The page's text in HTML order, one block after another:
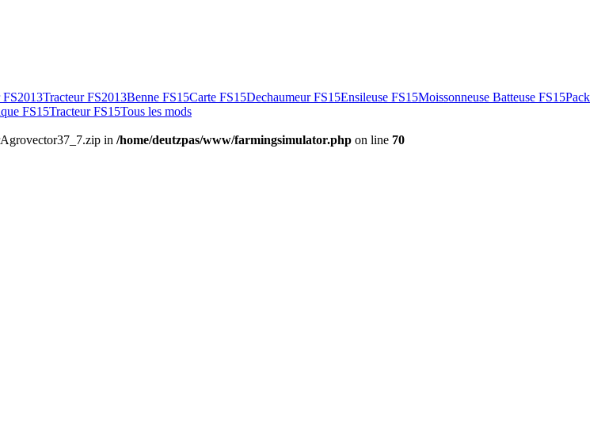
FS2013Tracteur FS2013Benne FS15Carte FS15Dechaumeur FS15Ensileuse FS15Moissonneuse Batteuse FS15Pack
FS15Tracteur FS15Tous les mods
in /home/deutzpas/www/farmingsimulator.php on line 70